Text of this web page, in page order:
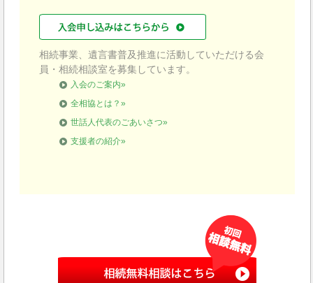
相続事業、遺言書普及推進に活動していただける会
員・相続相談室を募集しています。
入会のご案内»
全相協とは？»
世話人代表のごあいさつ»
支援者の紹介»